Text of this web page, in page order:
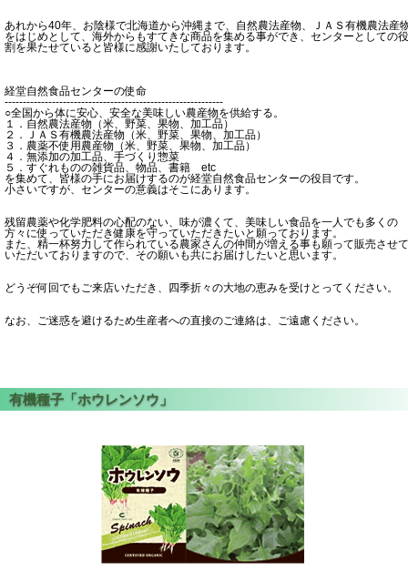
あれから40年、お陰様で北海道から沖縄まで、自然農法産物、ＪＡＳ有機農法産
をはじめとして、海外からもすてきな商品を集める事ができ、センターとしての役
割を果たせていると皆様に感謝いたしております。
経堂自然食品センターの使命
------------------------------------------------------------
○全国から体に安心、安全な美味しい農産物を供給する。
１．自然農法産物（米、野菜、果物、加工品）
２．ＪＡＳ有機農法産物（米、野菜、果物、加工品）
３．農薬不使用農産物（米、野菜、果物、加工品）
４．無添加の加工品、手づくり惣菜
５．すぐれものの雑貨品、物品、書籍 etc
を集めて、皆様の手にお届けするのが経堂自然食品センターの役目です。
小さいですが、センターの意義はそこにあります。
残留農薬や化学肥料の心配のない、味が濃くて、美味しい食品を一人でも多くの
方々に使っていただき健康を守っていただきたいと願っております。
また、精一杯努力して作られている農家さんの仲間が増える事も願って販売させて
いただいておりますので、その願いも共にお届けしたいと思います。
どうぞ何回でもご来店いただき、四季折々の大地の恵みを受けとってください。
なお、ご迷惑を避けるため生産者への直接のご連絡は、ご遠慮ください。